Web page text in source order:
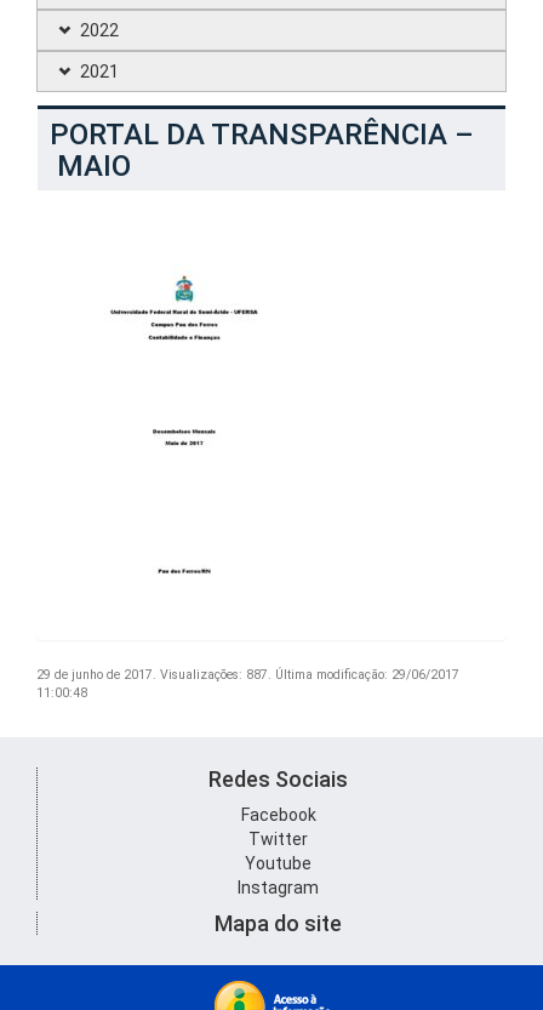
2022
2021
PORTAL DA TRANSPARÊNCIA –
MAIO
29 de junho de 2017. Visualizações: 887. Última modificação: 29/06/2017
11:00:48
Redes Sociais
Facebook
Twitter
Youtube
Instagram
Mapa do site